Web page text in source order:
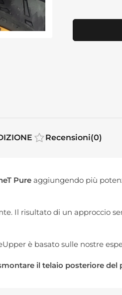
Recensioni(0)
Pure aggiungendo più
Il risultato di un approccio
è basato sulle nostre
il telaio posteriore del